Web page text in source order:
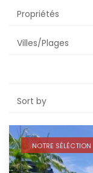
Propriétés
Villes/Plages
Sort by
NOTRE SÉLÉCTION